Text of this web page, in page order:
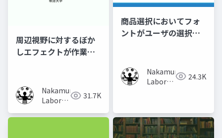
周辺視野に対するぼか
しエフェクトが作業時
Nakamura
Laboratory
University)
31.7K
商品選択においてフォ
ントがユーザの選択行
Nakamura
Laboratory 24.3K